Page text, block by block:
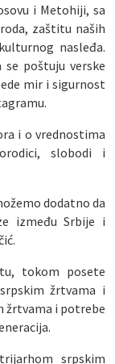
i Metohiji, sa
zaštitu naših
nasleđa.
poštuju verske
mir i sigurnost
i o vrednostima
slobodi i
dodatno da
između Srbije i
tokom posete
žrtvama i
žrtvama i potrebe
srpskim